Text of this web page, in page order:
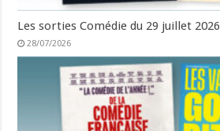
Les sorties Comédie du 29 juillet 2026
28/07/2026